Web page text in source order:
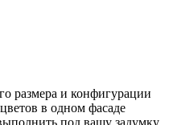
размера и конфигурации
в одном фасаде
под вашу задумку